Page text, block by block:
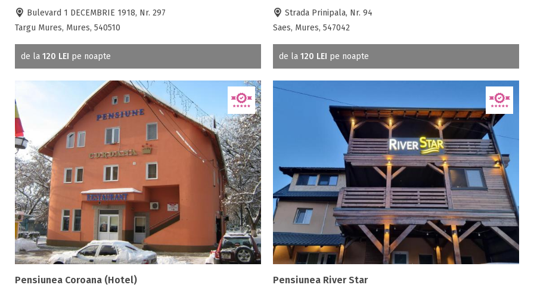
Bulevard 1 DECEMBRIE 1918, Nr. 297
Targu Mures, Mures, 540510
de la 120 LEI pe noapte
Strada Prinipala, Nr. 94
Saes, Mures, 547042
de la 120 LEI pe noapte
Pensiunea Coroana (Hotel) Pensiunea River Star